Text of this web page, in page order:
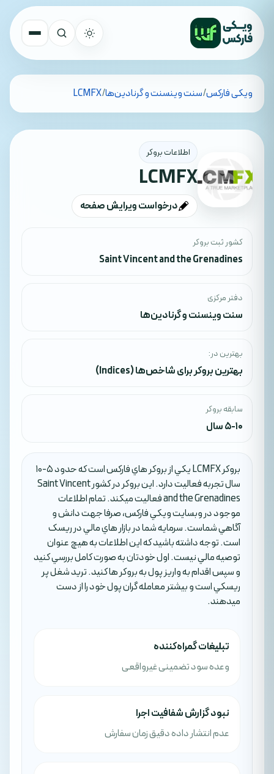
تمام کشورها
جستجو ویکی فارکس/سنت وینسنت و گرنادین‌ها/
LCMFX
اطلاعات بروکر
LCMFX
درخواست ویرایش صفحه
کشور ثبت بروکر
Saint Vincent and the Grenadines
دفتر مرکزی
سنت وینسنت و گرنادین‌ها
بهترین در:
بهترین بروکر برای شاخص‌ها (Indices)
سابقه بروکر
5-10 سال
بروکر LCMFX يکي از بروکر هاي فارکس است که حدود 5-10
سال تجربه فعاليت دارد. اين بروکر در کشور Saint Vincent
and the Grenadines فعاليت ميکند. تمام اطلاعات
موجود در وبسايت ويکي فارکس، صرفا جهت دانش و
آگاهي شماست. سرمايه شما در بازار هاي مالي در ريسک
است. توجه داشته باشيد که اين اطلاعات به هيچ عنوان
توصيه مالي نيست. اول خودتان به صورت کامل بررسي کنيد
و سپس اقدام به واريز پول به بروکر ها کنيد. تريد شغل پر
ريسکي است و بيشتر معامله گران پول خود را از دست
ميدهند.
تبلیغات گمراه‌کننده
وعده سود تضمینی غیرواقعی
نبود گزارش شفافیت اجرا
عدم انتشار داده دقیق زمان سفارش